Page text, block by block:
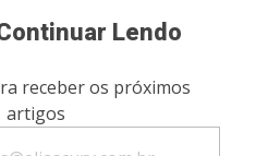
Lendo
receber os próximos
artigos